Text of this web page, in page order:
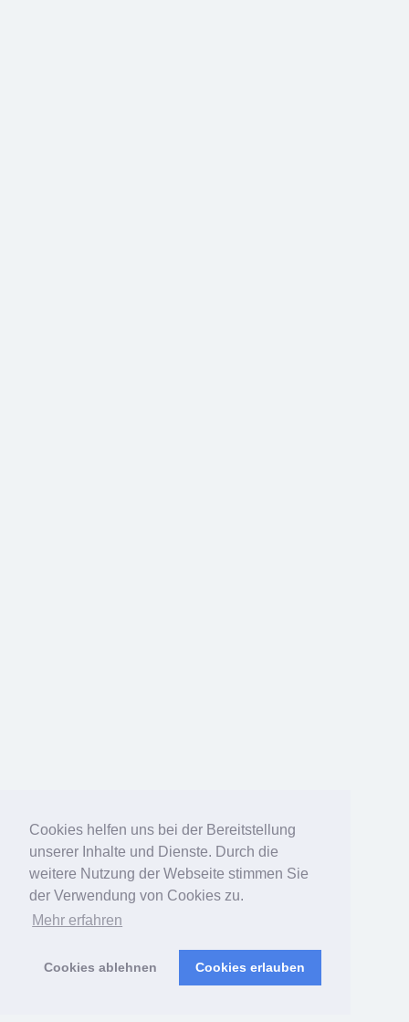
Cookies helfen uns bei der Bereitstellung
unserer Inhalte und Dienste. Durch die
weitere Nutzung der Webseite stimmen Sie
der Verwendung von Cookies zu.
Mehr erfahren
Cookies ablehnen Cookies erlauben